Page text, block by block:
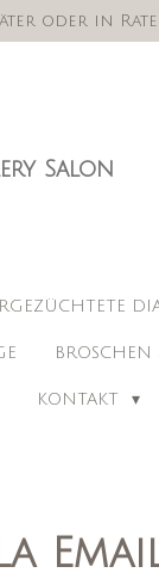
oder in
Salon
KONTAKT